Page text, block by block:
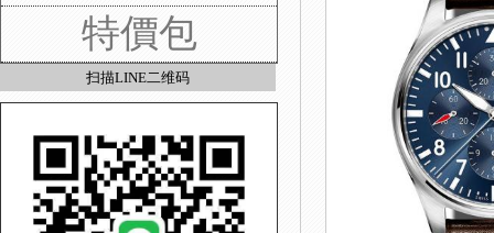
特價包
扫描LINE二维码